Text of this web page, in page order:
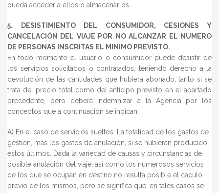
pueda acceder a ellos o almacenarlos.
5. DESISTIMIENTO DEL CONSUMIDOR, CESIONES Y
CANCELACIÓN DEL VIAJE POR NO ALCANZAR EL NUMERO
DE PERSONAS INSCRITAS EL MINIMO PREVISTO.
En todo momento el usuario o consumidor puede desistir de
los servicios solicitados o contratados, teniendo derecho a la
devolución de las cantidades que hubiera abonado, tanto si se
trata del precio total como del anticipo previsto en el apartado
precedente, pero deberá indemnizar a la Agencia por los
conceptos que a continuación se indican:
A) En el caso de servicios sueltos: La totalidad de los gastos de
gestión, más los gastos de anulación, si se hubieran producido
estos últimos. Dada la variedad de causas y circunstancias de
posible anulación del viaje, así como los numerosos servicios
de los que se ocupan en destino no resulta posible el caculo
previo de los mismos, pero se significa que, en tales casos se